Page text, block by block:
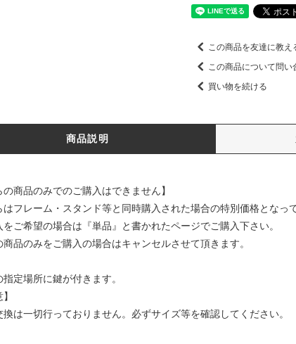
この商品を友達に教え
この商品について問い
買い物を続ける
商品説明
の商品のみでのご購入はできません】
フレーム・スタンド等と同時購入された場合の特別価格となっ
をご希望の場合は『単品』と書かれたページでご購入下さい。
商品のみをご購入の場合はキャンセルさせて頂きます。
定場所に鍵が付きます。
は一切行っておりません。必ずサイズ等を確認してください。